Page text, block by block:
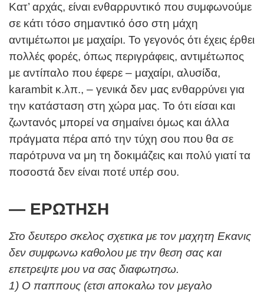
Κατ’ αρχάς, είναι ενθαρρυντικό που συμφωνούμε
σε κάτι τόσο σημαντικό όσο στη μάχη
αντιμέτωποι με μαχαίρι. Το γεγονός ότι έχεις έρθει
πολλές φορές, όπως περιγράφεις, αντιμέτωπος
με αντίπαλο που έφερε – μαχαίρι, αλυσίδα,
karambit κ.λπ., – γενικά δεν μας ενθαρρύνει για
την κατάσταση στη χώρα μας. Το ότι είσαι και
ζωντανός μπορεί να σημαίνει όμως και άλλα
πράγματα πέρα από την τύχη σου που θα σε
παρότρυνα να μη τη δοκιμάζεις και πολύ γιατί τα
ποσοστά δεν είναι ποτέ υπέρ σου.
— ΕΡΩΤΗΣΗ
Στο δευτερο σκελος σχετικα με τον μαχητη Εκανις
δεν συμφωνω καθολου με την θεση σας και
επετρεψτε μου να σας διαφωτησω.
1) Ο παππους (ετσι αποκαλω τον μεγαλο